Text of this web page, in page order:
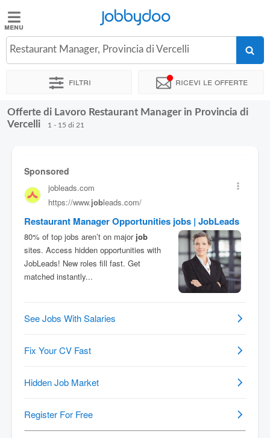
Jobbydoo
Offerte
Stipendi
professioni
Pubblica
Area
Jobbydoo
Restaurant Manager, Provincia di Vercelli
Filtri Ricevi le offerte
Offerte di Lavoro Restaurant Manager in Provincia di
Vercelli
1 - 15 di 21